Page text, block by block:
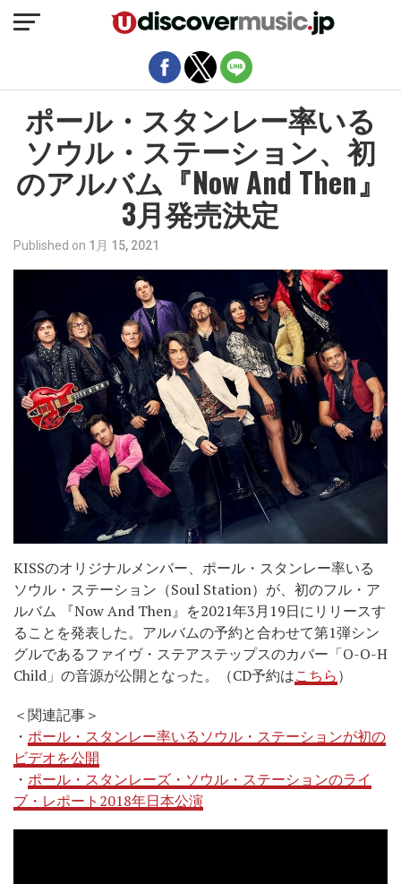
ポール・スタンレー率いる
ソウル・ステーション、初
のアルバム『Now And Then』
3月発売決定
Published on 1月 15, 2021
KISSのオリジナルメンバー、ポール・スタンレー率いる
ソウル・ステーション（Soul Station）が、初のフル・ア
ルバム 『Now And Then』を2021年3月19日にリリースす
ることを発表した。アルバムの予約と合わせて第1弾シン
グルであるファイヴ・ステアステップスのカバー「O-O-H
Child」の音源が公開となった。（CD予約はこちら）
＜関連記事＞
・ ポール・スタンレー率いるソウル・ステーションが初の
ビデオを公開
・ ポール・スタンレーズ・ソウル・ステーションのライ
ブ・レポート2018年日本公演
モバイルバージョンを終了